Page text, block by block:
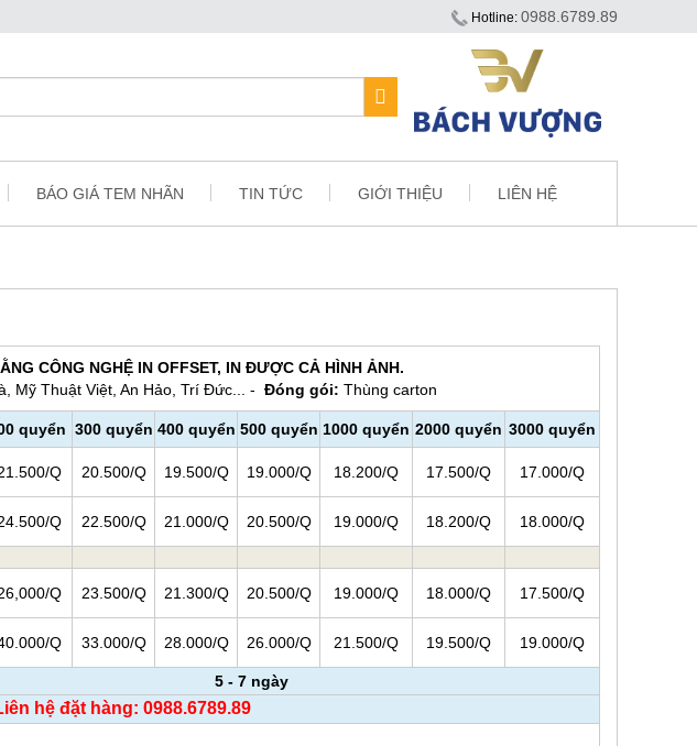
Hotline: 0988.6789.89
BÁO GIÁ TEM NHÃN TIN TỨC GIỚI THIỆU LIÊN HỆ
CÔNG NGHỆ IN OFFSET, IN ĐƯỢC CẢ HÌNH ẢNH.
Mỹ Thuật Việt, An Hảo, Trí Đức... - Đóng gói: Thùng carton
quyển 300 quyển 400 quyển 500 quyển 1000 quyển 2000 quyển 3000 quyển
Q 20.500/Q 19.500/Q 19.000/Q 18.200/Q 17.500/Q 17.000/Q
Q 22.500/Q 21.000/Q 20.500/Q 19.000/Q 18.200/Q 18.000/Q
Q 23.500/Q 21.300/Q 20.500/Q 19.000/Q 18.000/Q 17.500/Q
Q 33.000/Q 28.000/Q 26.000/Q 21.500/Q 19.500/Q 19.000/Q
5 - 7 ngày
hệ đặt hàng: 0988.6789.89